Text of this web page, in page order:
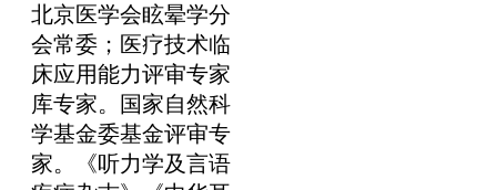
北京医学会眩晕学分
会常委；医疗技术临
床应用能力评审专家
库专家。国家自然科
学基金委基金评审专
家。《听力学及言语